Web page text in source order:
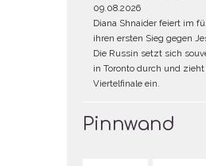
09.08.2026
Diana Shnaider feiert im
ihren ersten Sieg gegen
Die Russin setzt sich
in Toronto durch und
Viertelfinale ein.
Pinnwand